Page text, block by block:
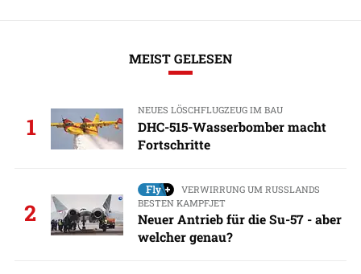
MEIST GELESEN
1
NEUES LÖSCHFLUGZEUG IM BAU
DHC-515-Wasserbomber macht
Fortschritte
2
VERWIRRUNG UM RUSSLANDS
BESTEN KAMPFJET
Neuer Antrieb für die Su-57 - aber
welcher genau?